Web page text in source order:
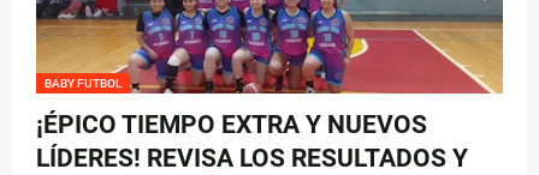
BABY FUTBOL
¡ÉPICO TIEMPO EXTRA Y NUEVOS
LÍDERES! REVISA LOS RESULTADOS Y